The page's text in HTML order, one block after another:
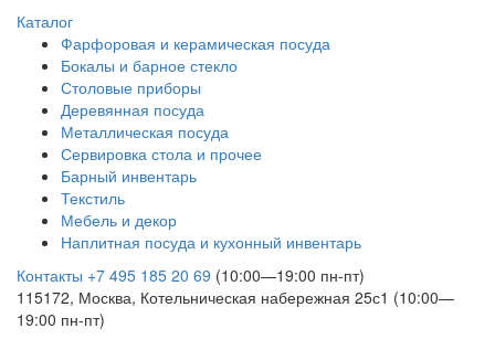
Каталог
Фарфоровая и керамическая посуда
Бокалы и барное стекло
Столовые приборы
Деревянная посуда
Металлическая посуда
Сервировка стола и прочее
Барный инвентарь
Текстиль
Мебель и декор
Наплитная посуда и кухонный инвентарь
Контакты +7 495 185 20 69 (10:00—19:00 пн-пт)
115172, Москва, Котельническая набережная 25с1 (10:00—
19:00 пн-пт)